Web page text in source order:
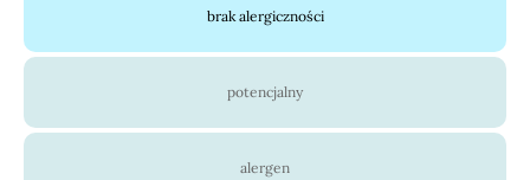
brak alergiczności
potencjalny
alergen